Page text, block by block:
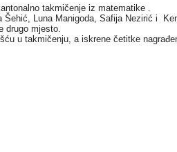
takmičenje iz matematike .
Luna Manigoda, Safija Nezirić i
drugo mjesto.
u takmičenju, a iskrene četitke